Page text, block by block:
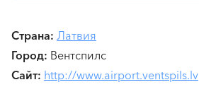
Страна Латвия
Город Вентспилс
Сайт http://www.airport.ventspils.lv